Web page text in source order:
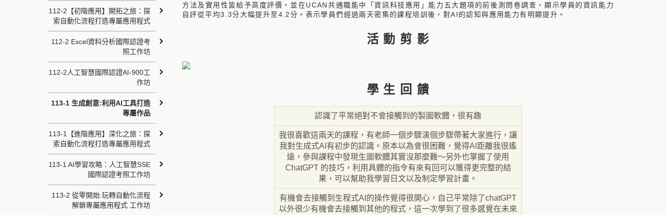
方法及實用性皆給予高度評價。並在UCAN共通職能中「資訊科技應用」能力五大題項的前後測問卷調查，顯示學員的資訊能力
自評從平均3.3分大幅提升至4.2分。表示學員們經過兩天密集的課程培訓後，對AI的認知與應用能力有明顯提升。
活 動 剪 影
學 生 回 饋
認識了平常絕對不會接觸到的製圖軟體，很有趣
我很喜歡這兩天的課程，有老師一個步驟演個步驟帶著大家進行，讓
我對生成式AI有初步的認識。原本以為會很困難，覺得AI距離我很遙
遠，參與課程中發現生圖軟體其實沒那麼難～另外也掌握了使用
ChatGPT 的技巧，利用具體的指令有來有回可以獲得更完整的結
果，可以幫助我學習日文以及制定學習計畫。
有機會去接觸到生程式AI的操作覺得很開心，自己平常除了chatGPT
以外很少有機會去接觸到其他的程式，這一次學到了很多感覺在未來
112-2【初階應用】開拓之旅：探
索自動化流程打造專屬應用程式
112-2 Excel資料分析國際認證考
照工作坊
112-2人工智慧國際認證AI-900工
作坊
113-1 生成創意:利用AI工具打造
專屬作品
113-1【進階應用】深化之旅：探
索自動化流程打造專屬應用程式
113-1 AI學習攻略：人工智慧SSE
國際認證考照工作坊
113-2 從零開始:玩轉自動化流程
解鎖專屬應用程式 工作坊